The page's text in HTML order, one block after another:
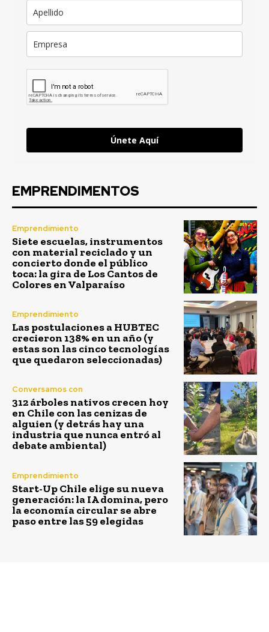
Únete Aquí
EMPRENDIMENTOS
Emprendimiento
Siete escuelas, instrumentos
con material reciclado y un
concierto donde el público
toca: la gira de Los Cantos de
Colores en Valparaíso
Emprendimiento
Las postulaciones a HUBTEC
crecieron 138% en un año (y
estas son las cinco tecnologías
que quedaron seleccionadas)
Conversamos con
312 árboles nativos crecen hoy
en Chile con las cenizas de
alguien (y detrás hay una
industria que nunca entró al
debate ambiental)
Emprendimiento
Start-Up Chile elige su nueva
generación: la IA domina, pero
la economía circular se abre
paso entre las 59 elegidas